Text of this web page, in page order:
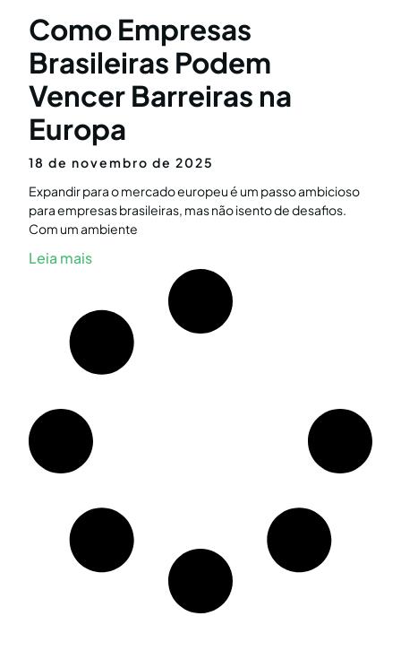
Como Empresas
Brasileiras Podem
Vencer Barreiras na
Europa
18 de novembro de 2025
Expandir para o mercado europeu é um passo ambicioso
para empresas brasileiras, mas não isento de desafios.
Com um ambiente
Leia mais